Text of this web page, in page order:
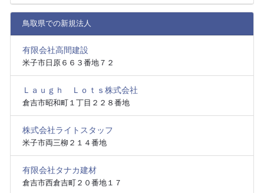
鳥取県での新規法人
有限会社高間建設
米子市日原６６３番地７２
Ｌａｕｇｈ Ｌｏｔｓ株式会社
倉吉市昭和町１丁目２２８番地
株式会社ライトスタッフ
米子市両三柳２１４番地
有限会社タナカ建材
倉吉市西倉吉町２０番地１７